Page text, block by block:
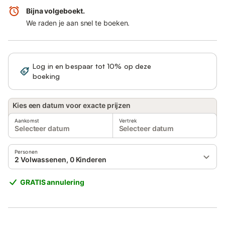
Bijna volgeboekt.
We raden je aan snel te boeken.
Log in en bespaar tot 10% op deze
boeking
Kies een datum voor exacte prijzen
Aankomst
Selecteer datum
Vertrek
Selecteer datum
Personen
2 Volwassenen, 0 Kinderen
GRATIS annulering